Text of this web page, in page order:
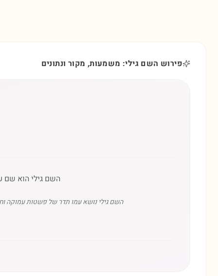
פירוש השם גילי: משמעות, מקור ונתונים
השם גילי הוא שם
השם גילי נושא עמו תדר של פשטות עמוקה